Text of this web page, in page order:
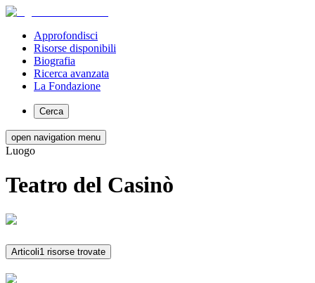
Approfondisci
Risorse disponibili
Biografia
Ricerca avanzata
La Fondazione
Cerca
open navigation menu
Luogo
Teatro del Casinò
Articoli1 risorse trovate